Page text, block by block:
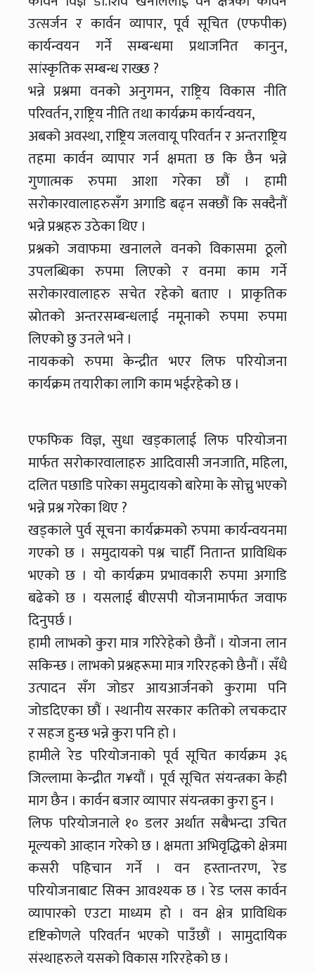
उत्सर्जन र कार्वन व्यापार, पूर्व सूचित (एफपीक)
कार्यन्वयन गर्ने सम्बन्धमा प्रथाजनित कानुन,
सांस्कृतिक सम्बन्ध राख्छ ?
भन्ने प्रश्नमा वनको अनुगमन, राष्ट्रिय विकास नीति
परिवर्तन, राष्ट्रिय नीति तथा कार्यक्रम कार्यन्वयन,
अबको अवस्था, राष्ट्रिय जलवायू परिवर्तन र अन्तराष्ट्रिय
तहमा कार्वन व्यापार गर्न क्षमता छ कि छैन भन्ने
गुणात्मक रुपमा आशा गरेका छौं । हामी
सरोकारवालाहरुसँग अगाडि बढ्न सक्छौं कि सक्दैनौं
भन्ने प्रश्नहरु उठेका थिए ।
प्रश्नको जवाफमा खनालले वनको विकासमा ठूलो
उपलब्धिका रुपमा लिएको र वनमा काम गर्ने
सरोकारवालाहरु सचेत रहेको बताए । प्राकृतिक
स्रोतको अन्तरसम्बन्धलाई नमूनाको रुपमा रुपमा
लिएको छु उनले भने ।
नायकको रुपमा केन्द्रीत भएर लिफ परियोजना
कार्यक्रम तयारीका लागि काम भईरहेको छ ।
एफफिक विज्ञ, सुधा खड्कालाई लिफ परियोजना
मार्फत सरोकारवालाहरु आदिवासी जनजाति, महिला,
दलित पछाडि पारेका समुदायको बारेमा के सोच्नु भएको
भन्ने प्रश्न गरेका थिए ?
खड्काले पुर्व सूचना कार्यक्रमको रुपमा कार्यन्वयनमा
गएको छ । समुदायको पश्न चाहीँ नितान्त प्राविधिक
भएको छ । यो कार्यक्रम प्रभावकारी रुपमा अगाडि
बढेको छ । यसलाई बीएसपी योजनामार्फत जवाफ
दिनुपर्छ ।
हामी लाभको कुरा मात्र गरिरेहेको छैनौं । योजना लान
सकिन्छ । लाभको प्रश्नहरूमा मात्र गरिरहको छैनौं । सँधै
उत्पादन सँग जोडर आयआर्जनको कुरामा पनि
जोडदिएका छौं । स्थानीय सरकार कतिको लचकदार
र सहज हुन्छ भन्ने कुरा पनि हो ।
हामीले रेड परियोजनाको पूर्व सूचित कार्यक्रम ३६
जिल्लामा केन्द्रीत ग¥यौं । पूर्व सूचित संयन्त्रका केही
माग छैन । कार्वन बजार व्यापार संयन्त्रका कुरा हुन ।
लिफ परियोजनाले १० डलर अर्थात सबैभन्दा उचित
मूल्यको आव्हान गरेको छ । क्षमता अभिवृद्धिको क्षेत्रमा
कसरी पहिचान गर्ने । वन हस्तान्तरण, रेड
परियोजनाबाट सिक्न आवश्यक छ । रेड प्लस कार्वन
व्यापारको एउटा माध्यम हो । वन क्षेत्र प्राविधिक
दृष्टिकोणले परिवर्तन भएको पाउँछौं । सामुदायिक
संस्थाहरुले यसको विकास गरिरहेको छ ।